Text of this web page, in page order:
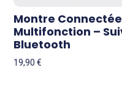
Montre
Multifonction –
Bluetooth
19,90€